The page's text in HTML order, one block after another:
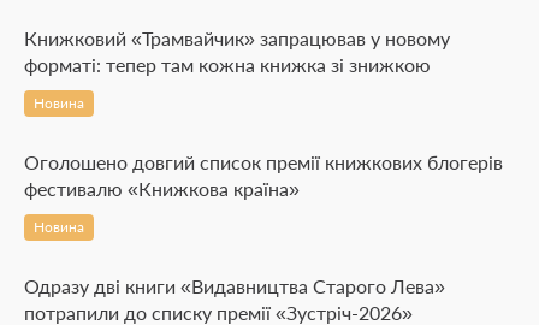
Книжковий «Трамвайчик» запрацював у новому
форматі: тепер там кожна книжка зі знижкою
Новина
Оголошено довгий список премії книжкових блогерів
фестивалю «Книжкова країна»
Новина
Одразу дві книги «Видавництва Старого Лева»
потрапили до списку премії «Зустріч-2026»